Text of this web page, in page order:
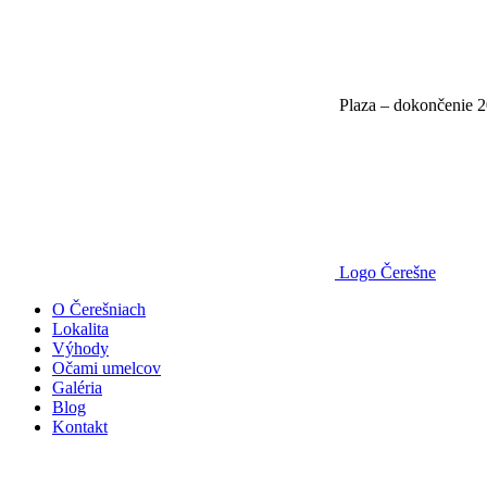
Plaza – dokončenie
Logo Čerešne
O Čerešniach
Lokalita
Výhody
Očami umelcov
Galéria
Blog
Kontakt